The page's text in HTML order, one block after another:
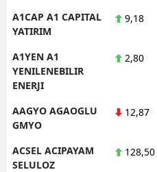
A1CAP A1 CAPITAL
YATIRIM
9,18
A1YEN A1
YENILENEBILIR
ENERJI
2,80
AAGYO AGAOGLU
GMYO
12,87
ACSEL ACIPAYAM
SELULOZ
128,50